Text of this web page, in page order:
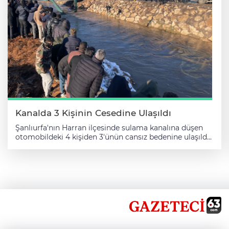
Ertuğrulgazi, Bahçelievler, Yavuz Selim, Kamberiye ve
Süleymaniye mahallelerinde ise birer ekip yol yapım ve
üstyapı çalışmalarını sürdürüyor. Merkez mahallelerin
yanı sıra kırsal bölgelerde de çalışmalar devam ediyor.
Ekiplerden biri Sendebelen Mahallesi’nde yol
düzenleme ve iyileştirme faaliyetlerini yürütüyor. Fen
İşleri Müdürlüğü yetkilileri, merkez ve kırsal
mahallelerdeki çalışmaların belirlenen program
dahilinde planlı ve koordineli şekilde devam edeceğini
belirtirken, yapılan hizmetlerden memnuniyet duyan
vatandaşlar da Başkan Mehmet Canpolat’a ve belediye
ekiplerine teşekkür etti.
Kanalda 3 Kişinin Cesedine Ulaşıldı
Şanlıurfa'nın Harran ilçesinde sulama kanalına düşen
otomobildeki 4 kişiden 3'ünün cansız bedenine ulaşıldı.
değerlendirilen 4 kişi için kurtarma çalışması başlatıldı.
Harran Kaymakamı Harun Reşit Han ile Belediye
Başkanı Mahmut Özyavuz da çalışmaları olay yerinden